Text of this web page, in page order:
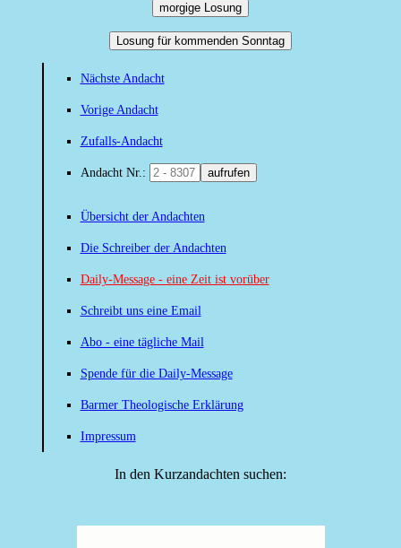
morgige Losung
Losung für kommenden Sonntag
Nächste Andacht
Vorige Andacht
Zufalls-Andacht
Andacht Nr.: aufrufen
Übersicht der Andachten
Die Schreiber der Andachten
Daily-Message - eine Zeit ist vorüber
Schreibt uns eine Email
Abo - eine tägliche Mail
Spende für die Daily-Message
Barmer Theologische Erklärung
Impressum
In den Kurzandachten suchen: